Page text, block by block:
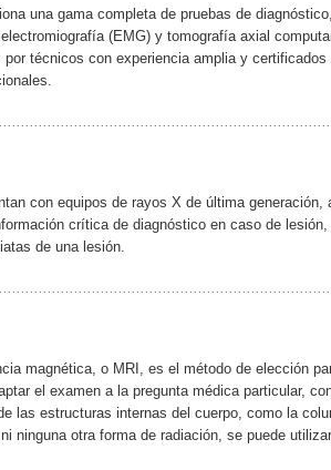
una gama completa de pruebas de
(EMG) y tomografía axial
por técnicos con experiencia amplia y
con equipos de rayos X de última
crítica de diagnóstico en caso de
de una lesión.
magnética, o MRI, es el método de elección
el examen a la pregunta médica particular,
las estructuras internas del cuerpo, como la
ninguna otra forma de radiación, se puede